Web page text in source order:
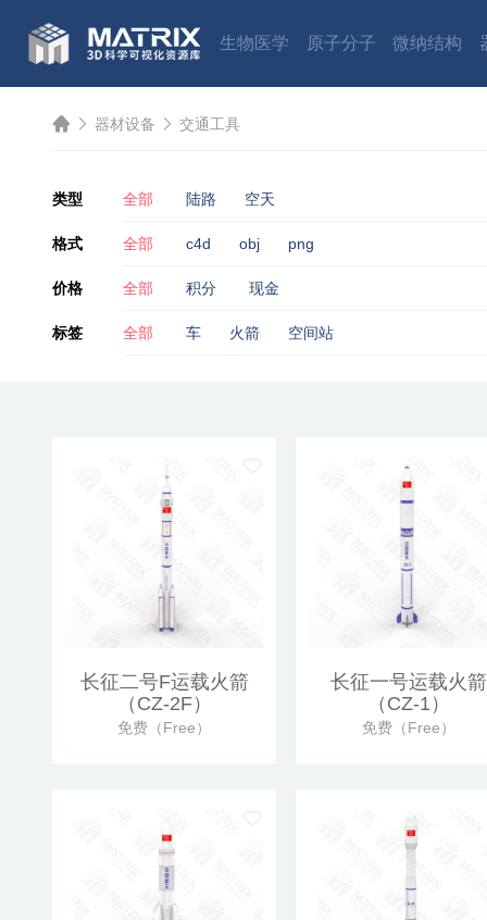
生物医学 原子分子 微纳结构
器材设备 交通工具
类型 全部 陆路 空天
格式 全部 c4d obj png
价格 全部 积分 现金
标签 全部 车 火箭 空间站
长征二号F运载火箭
（CZ-2F）
免费（Free）
长征一号运载火箭
（CZ-1）
免费（Free）